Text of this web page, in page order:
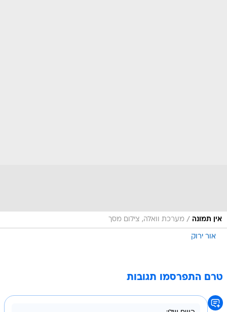
אין תמונה / מערכת וואלה, צילום מסך
אור ירוק
טרם התפרסמו תגובות